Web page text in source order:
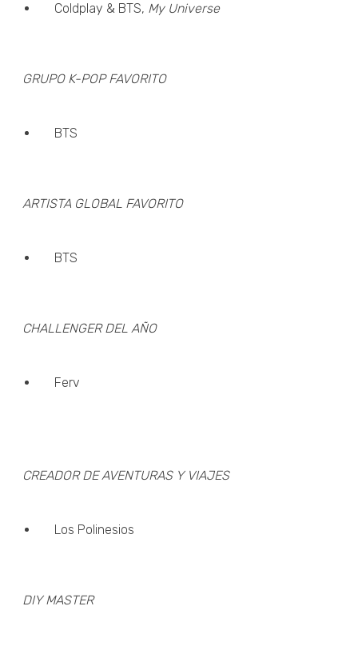
Coldplay & BTS, My Universe
GRUPO K-POP FAVORITO
BTS
ARTISTA GLOBAL FAVORITO
BTS
CHALLENGER DEL AÑO
Ferv
CREADOR DE AVENTURAS Y VIAJES
Los Polinesios
DIY MASTER